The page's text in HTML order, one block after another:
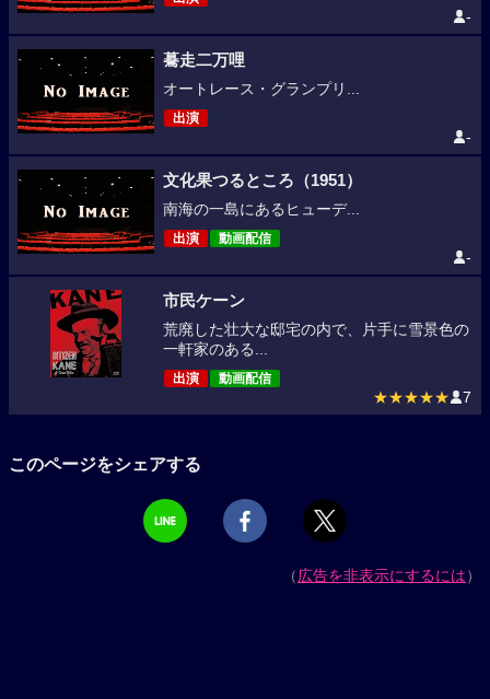
-
驀走二万哩
オートレース・グランプリ...
出演
-
文化果つるところ（1951）
南海の一島にあるヒューデ...
出演 動画配信
-
市民ケーン
荒廃した壮大な邸宅の内で、片手に雪景色の
一軒家のある...
出演 動画配信
★★★★★ 7
このページをシェアする
（広告を非表示にするには）